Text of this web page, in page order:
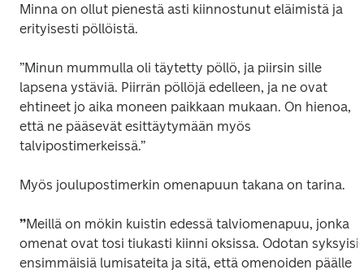
Minna on ollut pienestä asti kiinnostunut eläimistä ja
erityisesti pöllöistä.
”Minun mummulla oli täytetty pöllö, ja piirsin sille
lapsena ystäviä. Piirrän pöllöjä edelleen, ja ne ovat
ehtineet jo aika moneen paikkaan mukaan. On hienoa,
että ne pääsevät esittäytymään myös
talvipostimerkeissä.”
Myös joulupostimerkin omenapuun takana on tarina.
”Meillä on mökin kuistin edessä talviomenapuu, jonka
omenat ovat tosi tiukasti kiinni oksissa. Odotan
ensimmäisiä lumisateita ja sitä, että omenoiden päälle